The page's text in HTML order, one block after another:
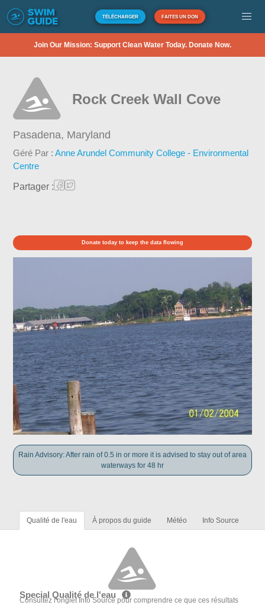
TÉLÉCHARGER FAITES UN DON
Join Our Mission: Support Clean Water Today. Donate Now.
Rock Creek Wall Cove
Pasadena, Maryland
Géré Par :Anne Arundel Community College - Environmental
Centre
Partager :
Donate today to keep the data flowing
Rain Advisory: After rain of 0.5 in or more it is advised to stay out of area
waterways for 48 hr
Qualité de l'eau À propos du guide Météo Info Source
Special Qualité de l'eau
Consultez l'onglet Info Source pour comprendre ce que ces résultats